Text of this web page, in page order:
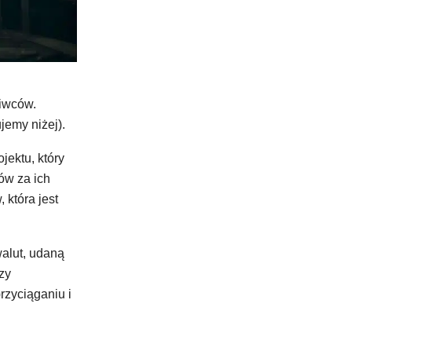
niżej).
który
za ich
która jest
udaną
i